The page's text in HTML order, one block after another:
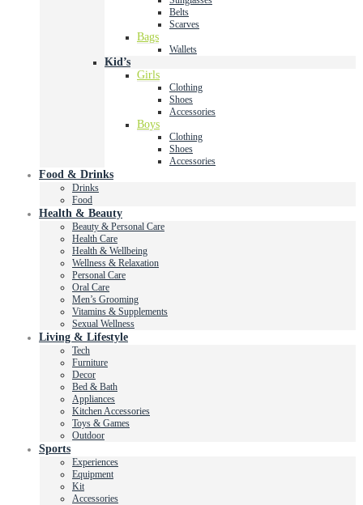
Belts
Scarves
Bags
Wallets
Kid’s
Girls
Clothing
Shoes
Accessories
Boys
Clothing
Shoes
Accessories
Food & Drinks
Drinks
Food
Health & Beauty
Beauty & Personal Care
Health Care
Health & Wellbeing
Wellness & Relaxation
Personal Care
Oral Care
Men’s Grooming
Vitamins & Supplements
Sexual Wellness
Living & Lifestyle
Tech
Furniture
Decor
Bed & Bath
Appliances
Kitchen Accessories
Toys & Games
Outdoor
Sports
Experiences
Equipment
Kit
Accessories